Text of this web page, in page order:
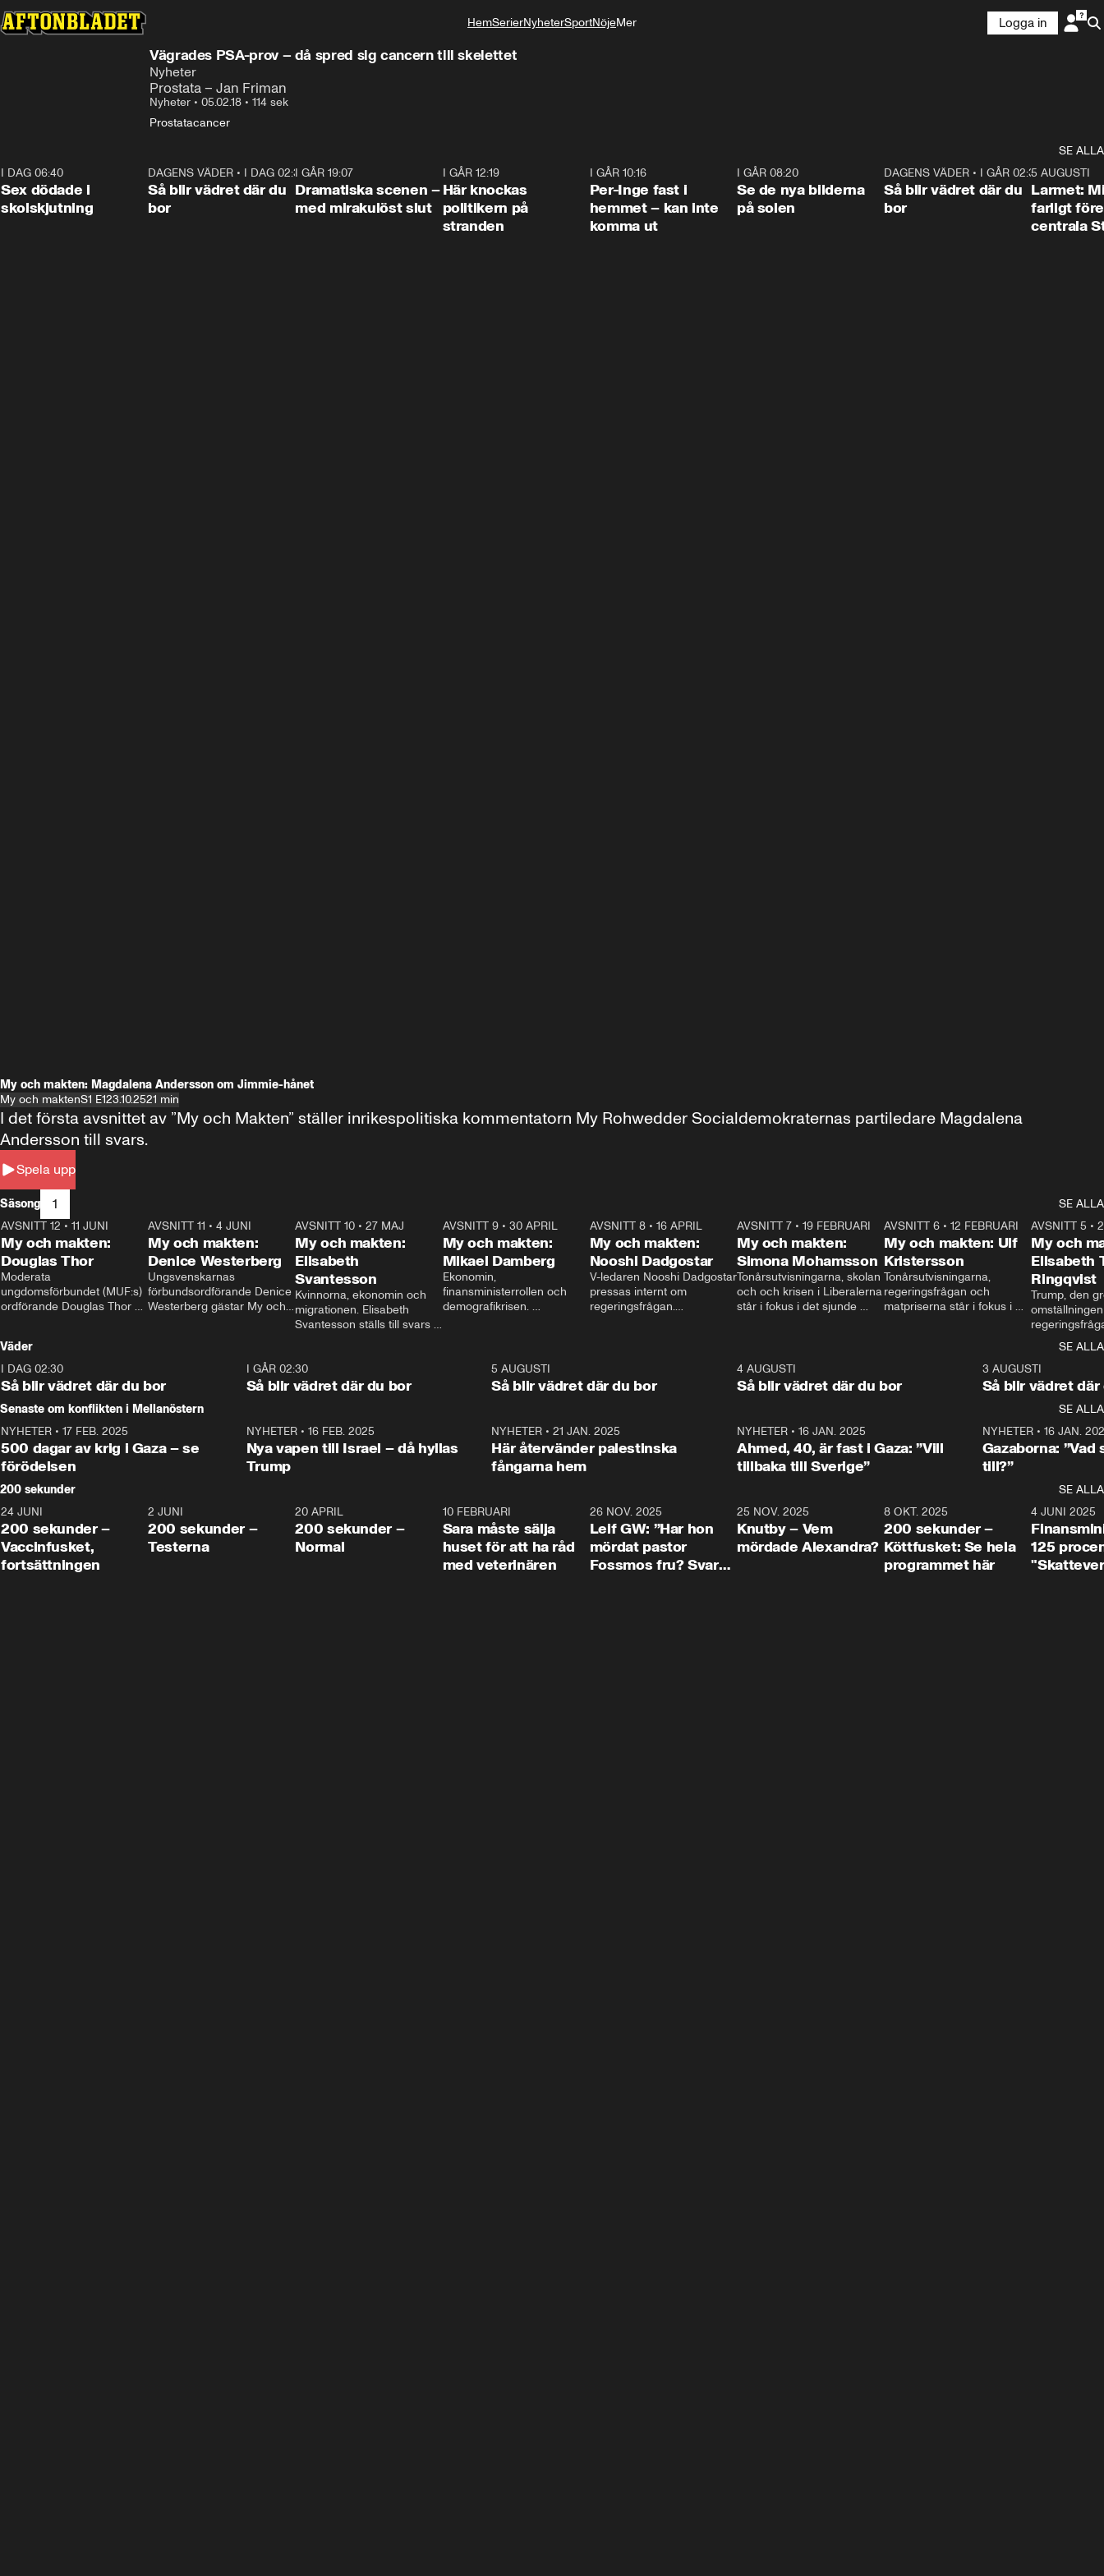
HemSerierNyheterSportNöjeMer
Logga in
Vägrades PSA-prov – då spred sig cancern till skelettet
Nyheter
Prostata – Jan Friman
Nyheter • 05.02.18 • 114 sek
Prostatacancer
SE ALLA
I DAG 06:40
Sex dödade i
skolskjutning
1:06
DAGENS VÄDER • I DAG 02:30
Så blir vädret där du
bor
I GÅR 19:07
Dramatiska scenen –
med mirakulöst slut
I GÅR 12:19
Här knockas
politikern på
stranden
I GÅR 10:16
Per-Inge fast i
hemmet – kan inte
komma ut
I GÅR 08:20
Se de nya bilderna
på solen
1:06
DAGENS VÄDER • I GÅR 02:30
Så blir vädret där du
bor
5 AUGUSTI
Larmet:
farligt
centrala
My och makten: Magdalena Andersson om Jimmie-hånet
My och maktenS1 E123.10.2521 min
Spela upp
I det första avsnittet av ”My och Makten” ställer inrikespolitiska kommentatorn My Rohwedder Socialdemokraternas partiledare Magdalena
Andersson till svars.
Säsong 1
SE ALLA
26:27
AVSNITT 12 • 11 JUNI
My och makten:
Douglas Thor
Moderata
ungdomsförbundet (MUF:s)
ordförande Douglas Thor
tonårsutvisningarna och hur
Moderaterna ska locka
väljare till valet i höst.
23:40
AVSNITT 11 •4 JUNI
My och makten:
Denice Westerberg
Ungsvenskarnas
förbundsordförande Denice
Westerberg gästar My och
AVSNITT 10 •27 MAJ
My och makten:
Elisabeth
Svantesson
Kvinnorna, ekonomin och
migrationen. Elisabeth
Svantesson ställs till svars
AVSNITT 9• 30 APRIL
My och makten:
Mikael Damberg
Ekonomin,
finansministerrollen och
demografikrisen.
och Makten.
AVSNITT 8• 16 APRIL
My och makten:
Nooshi Dadgostar
V-ledaren Nooshi Dadgostar
pressas internt om
regeringsfrågan.
– Vi ställer upp i val. Ska vi
vara med så sitter vi förstås
24:30
AVSNITT 7• 19 FEBRUARI
My och makten:
Simona Mohamsson
Tonårsutvisningarna, skolan
och och krisen i Liberalerna
står i fokus i det sjunde
kommentator My
Rohwedder ställer
utbildnings- och
Mohamsson till svars.
27:30
AVSNITT 6 •12 FEBRUARI
My och makten: Ulf
Kristersson
Tonårsutvisningarna,
regeringsfrågan och
matpriserna står i fokus i
Rohwedder ställer
statsminister Ulf Kristersson
AVSNITT 5 •
My och
Elisabeth
Ringqvist
Trump, den
centrum i
avsnittet av
Makten”. Se
Aftonbladets
Rohwedder
Thand Ring
Väder
SE ALLA
I DAG 02:30
Så blir vädret där du bor
1:06
I GÅR 02:30
Så blir vädret där du bor
5 AUGUSTI
Så blir vädret där du bor
4 AUGUSTI
Så blir vädret där du bor
3 AUGUSTI
Så blir vädret där
Senaste om konflikten i Mellanöstern
SE ALLA
NYHETER • 17 FEB. 2025
500 dagar av krig i Gaza – se
förödelsen
NYHETER• 16 FEB. 2025
Nya vapen till Israel – då hyllas
Trump
NYHETER •21 JAN. 2025
Här återvänder palestinska
fångarna hem
NYHETER• 16 JAN. 2025
Ahmed, 40, är fast i Gaza: ”Vill
tillbaka till Sverige”
NYHETER• 16 JAN.
Gazaborna:
till?”
200 sekunder
SE ALLA
5:00
24 JUNI
200 sekunder –
Vaccinfusket,
fortsättningen
4:23
2 JUNI
200 sekunder –
Testerna
20 APRIL
200 sekunder –
Normal
10 FEBRUARI
Sara måste sälja
huset för att ha råd
med veterinären
26 NOV. 2025
Leif GW: ”Har hon
mördat pastor
Fossmos fru? Svar
31:05
25 NOV. 2025
Knutby – Vem
mördade Alexandra?
4:29
8 OKT. 2025
200 sekunder –
Köttfusket: Se hela
programmet här
4 JUNI 2025
125